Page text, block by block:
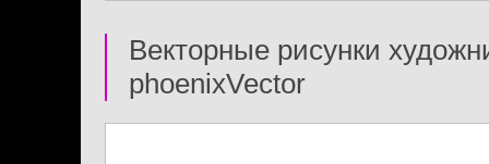
Векторные рисунки
phoenixVector